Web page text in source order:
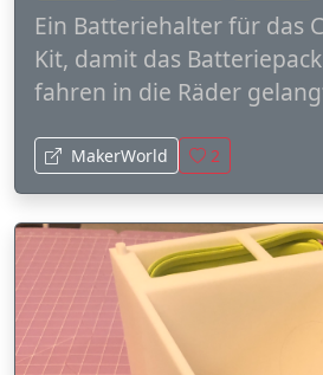
Ein Batteriehalter für das
Kit, damit das
fahren in die Räder
MakerWorld 2